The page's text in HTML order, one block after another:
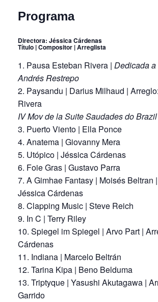
Programa
Directora: Jéssica Cárdenas
Título | Compositor | Arreglista
Pausa Esteban Rivera | Dedicada
Andrés Restrepo
Paysandu | Darius Milhaud |
Rivera
IV Mov de la Suite Saudades do Brazil
Puerto Viento | Ella Ponce
Anatema | Giovanny Mera
Utópico | Jéssica Cárdenas
Foie Gras | Gustavo Parra
A Gimhae Fantasy | Moisés Beltran
Jéssica Cárdenas
Clapping Music | Steve Reich
In C | Terry Riley
Spiegel im Spiegel | Arvo Part |
Cárdenas
Indiana | Marcelo Beltrán
Tarina Kipa | Beno Belduma
Triptyque | Yasushi Akutagawa |
Garrido